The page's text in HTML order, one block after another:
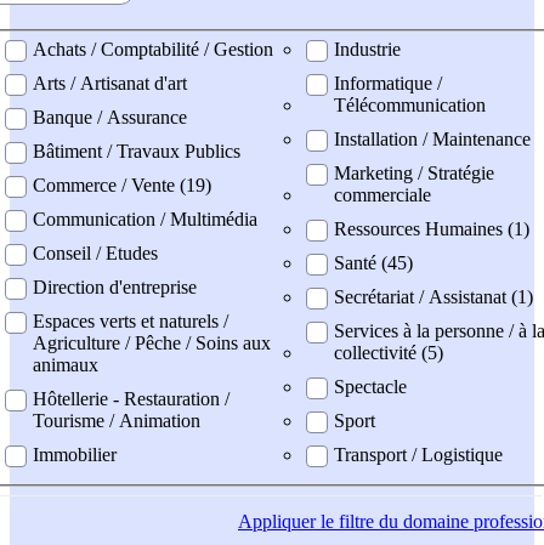
professionel
Achats / Comptabilité / Gestion
Arts / Artisanat d'art
Banque / Assurance
Bâtiment / Travaux Publics
Commerce / Vente (19)
Communication / Multimédia
Conseil / Etudes
Direction d'entreprise
Espaces verts et naturels /
Agriculture / Pêche / Soins aux
animaux
Hôtellerie - Restauration /
Tourisme / Animation
Immobilier
Industrie
Informatique /
Télécommunication
Installation / Maintenance
Marketing / Stratégie
commerciale
Ressources Humaines (1)
Santé (45)
Secrétariat / Assistanat (1)
Services à la personne / à la
collectivité (5)
Spectacle
Sport
Transport / Logistique
Appliquerle filtre du domaine